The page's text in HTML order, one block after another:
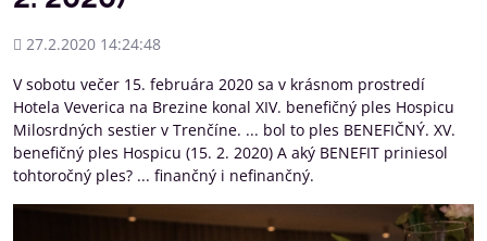
Pridané
27.2.2020 14:24:48
V sobotu večer 15. februára 2020 sa v krásnom prostredí
Hotela Veverica na Brezine konal XIV. benefičný ples Hospicu
Milosrdných sestier v Trenčíne. ... bol to ples BENEFIČNÝ. XV.
benefičný ples Hospicu (15. 2. 2020) A aký BENEFIT priniesol
tohtoročný ples? ... finančný i nefinančný.